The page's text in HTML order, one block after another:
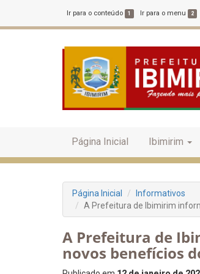
Ir para o conteúdo 1 Ir para o menu 2
Página Inicial Ibimirim
Página Inicial
Informativos
A Prefeitura de Ibimirim
A Prefeitura de
novos benefícios